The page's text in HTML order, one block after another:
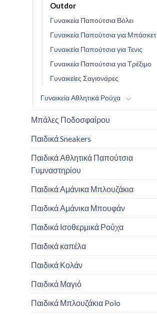
Outdor
Γυναικεία Παπούτσια Βόλει
Γυναικεία Παπούτσια για Μπάσκετ
Γυναικεία Παπούτσια για Τενις
Γυναικεία Παπούτσια για Τρέξιμο
Γυναικείες Σαγιονάρες
Γυναικεία Αθλητικά Ρούχα
Μπάλες Ποδοσφαίρου
Παιδικά Sneakers
Παιδικά Αθλητικά Παπούτσια
Γυμναστηρίου
Παιδικά Αμάνικα Μπλουζάκια
Παιδικά Αμάνικα Μπουφάν
Παιδικά Ισοθερμικά Ρούχα
Παιδικά καπέλα
Παιδικά Κολάν
Παιδικά Μαγιό
Παιδικά Μπλουζάκια Polo